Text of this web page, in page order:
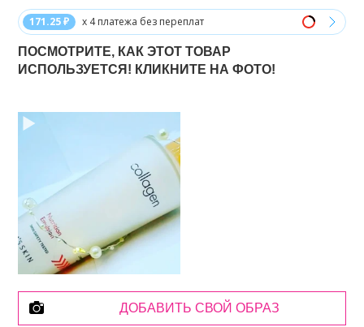
171.25 ₽ x 4 платежа без переплат
ПОСМОТРИТЕ, КАК ЭТОТ ТОВАР
ИСПОЛЬЗУЕТСЯ! КЛИКНИТЕ НА ФОТО!
ДОБАВИТЬ СВОЙ ОБРАЗ